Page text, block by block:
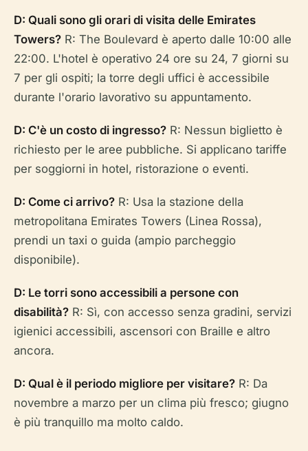
D: Quali sono gli orari di visita delle Emirates
Towers? R: The Boulevard è aperto dalle 10:00 alle
22:00. L'hotel è operativo 24 ore su 24, 7 giorni su
7 per gli ospiti; la torre degli uffici è accessibile
durante l'orario lavorativo su appuntamento.
D: C'è un costo di ingresso? R: Nessun biglietto è
richiesto per le aree pubbliche. Si applicano tariffe
per soggiorni in hotel, ristorazione o eventi.
D: Come ci arrivo? R: Usa la stazione della
metropolitana Emirates Towers (Linea Rossa),
prendi un taxi o guida (ampio parcheggio
disponibile).
D: Le torri sono accessibili a persone con
disabilità? R: Sì, con accesso senza gradini, servizi
igienici accessibili, ascensori con Braille e altro
ancora.
D: Qual è il periodo migliore per visitare? R: Da
novembre a marzo per un clima più fresco; giugno
è più tranquillo ma molto caldo.